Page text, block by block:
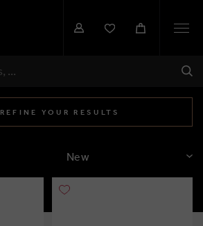
REFINE YOUR RESULTS
SORT